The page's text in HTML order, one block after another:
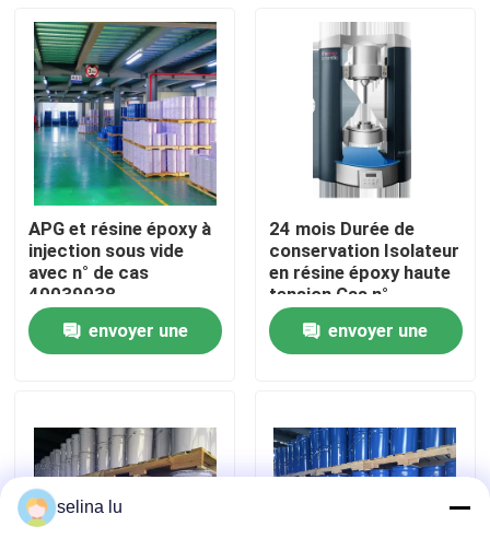
Vidéos
Le spectacle VR
À propos de nous
Visite de l'usine
Contrôle de la qualité
Blog
Demandez un devis
APG et résine époxy à
injection sous vide
avec n° de cas
40039938
envoyer une
24 mois Durée de
conservation Isolateur
en résine époxy haute
tension Cas n°
40039938
envoyer une
selina lu